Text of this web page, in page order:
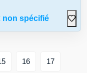
non spécifié
16 17